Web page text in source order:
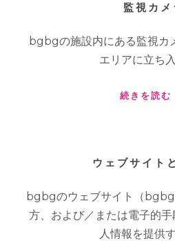
監視カメ
bgbgの施設内にある監視カ
エリアに立ち入
続きを読む
ウェブサイト
bgbgのウェブサイト（
方、および／または電子的
人情報を提供す